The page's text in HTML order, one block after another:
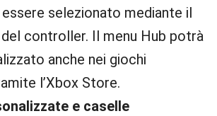
selezionato mediante il
controller. Il menu Hub potrà
anche nei giochi
l’Xbox Store.
e caselle